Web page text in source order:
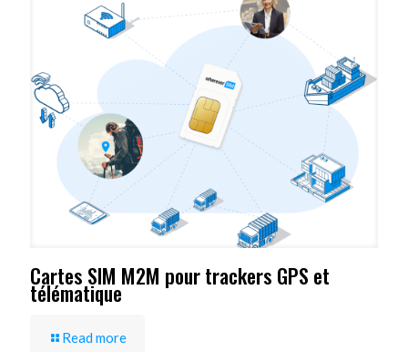
Cartes SIM M2M pour trackers GPS et
télématique
Read more